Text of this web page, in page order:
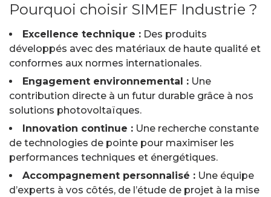
Pourquoi choisir SIMEF Industrie ?
Excellence technique : Des produits
développés avec des matériaux de haute qualité et
conformes aux normes internationales.
Engagement environnemental : Une
contribution directe à un futur durable grâce à nos
solutions photovoltaïques.
Innovation continue : Une recherche constante
de technologies de pointe pour maximiser les
performances techniques et énergétiques.
Accompagnement personnalisé : Une équipe
d’experts à vos côtés, de l’étude de projet à la mise